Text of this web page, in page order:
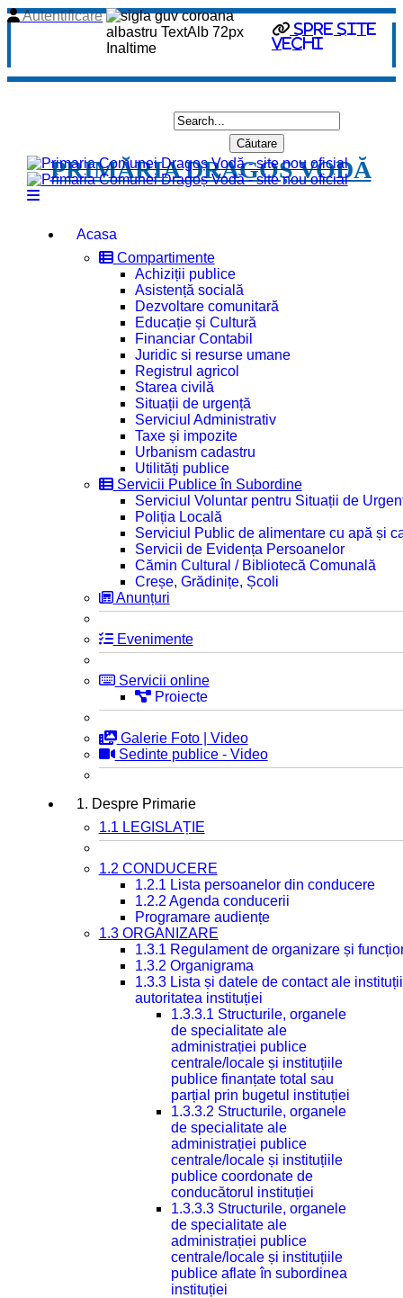
spre site
vechi
Autentificare
PRIMĂRIA DRAGOȘ VODĂ
Acasa
Compartimente
Achiziții publice
Asistență socială
Dezvoltare comunitară
Educație și Cultură
Financiar Contabil
Juridic si resurse umane
Registrul agricol
Starea civilă
Situații de urgență
Serviciul Administrativ
Taxe și impozite
Urbanism cadastru
Utilități publice
Servicii Publice în Subordine
Serviciul Voluntar pentru Situații de
Poliția Locală
Serviciul Public de alimentare cu apă și
Servicii de Evidența Persoanelor
Cămin Cultural / Bibliotecă Comunală
Creșe, Grădinițe, Școli
Anunțuri
Evenimente
Servicii online
Proiecte
Galerie Foto | Video
Sedinte publice - Video
1. Despre Primarie
1.1 LEGISLAȚIE
1.2 CONDUCERE
1.2.1 Lista persoanelor din conducere
1.2.2 Agenda conducerii
Programare audiențe
1.3 ORGANIZARE
1.3.1 Regulament de organizare și
1.3.2 Organigrama
1.3.3 Lista și datele de contact ale
autoritatea instituției
1.3.3.1 Structurile, organele
de specialitate ale
administrației publice
centrale/locale și instituțiile
publice finanțate total sau
parțial prin bugetul instituției
1.3.3.2 Structurile, organele
de specialitate ale
administrației publice
centrale/locale și instituțiile
publice coordonate de
conducătorul instituției
1.3.3.3 Structurile, organele
de specialitate ale
administrației publice
centrale/locale și instituțiile
publice aflate în subordinea
instituției